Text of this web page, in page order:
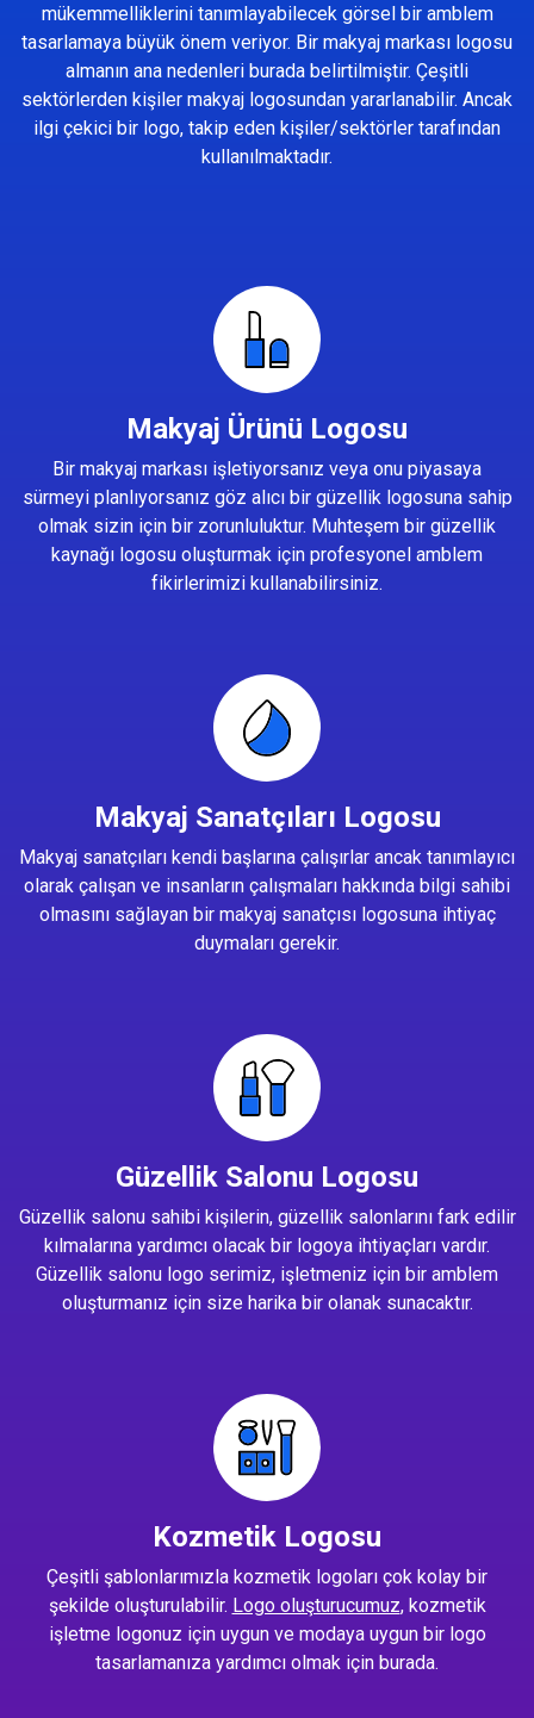
mükemmelliklerini tanımlayabilecek görsel bir amblem
tasarlamaya büyük önem veriyor. Bir makyaj markası logosu
almanın ana nedenleri burada belirtilmiştir. Çeşitli
sektörlerden kişiler makyaj logosundan yararlanabilir. Ancak
ilgi çekici bir logo, takip eden kişiler/sektörler tarafından
kullanılmaktadır.
Makyaj Ürünü Logosu
Bir makyaj markası işletiyorsanız veya onu piyasaya
sürmeyi planlıyorsanız göz alıcı bir güzellik logosuna sahip
olmak sizin için bir zorunluluktur. Muhteşem bir güzellik
kaynağı logosu oluşturmak için profesyonel amblem
fikirlerimizi kullanabilirsiniz.
Makyaj Sanatçıları Logosu
Makyaj sanatçıları kendi başlarına çalışırlar ancak tanımlayıcı
olarak çalışan ve insanların çalışmaları hakkında bilgi sahibi
olmasını sağlayan bir makyaj sanatçısı logosuna ihtiyaç
duymaları gerekir.
Güzellik Salonu Logosu
Güzellik salonu sahibi kişilerin, güzellik salonlarını fark edilir
kılmalarına yardımcı olacak bir logoya ihtiyaçları vardır.
Güzellik salonu logo serimiz, işletmeniz için bir amblem
oluşturmanız için size harika bir olanak sunacaktır.
Kozmetik Logosu
Çeşitli şablonlarımızla kozmetik logoları çok kolay bir
şekilde oluşturulabilir. Logo oluşturucumuz, kozmetik
işletme logonuz için uygun ve modaya uygun bir logo
tasarlamanıza yardımcı olmak için burada.